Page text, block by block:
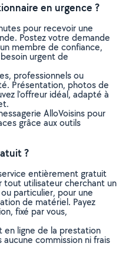
en urgence ?
pour recevoir une
Postez votre demande
membre de confiance,
urgent de
professionnels ou
Présentation, photos de
l'offreur idéal, adapté à
AlloVoisins pour
grâce aux outils
?
entièrement gratuit
tout utilisateur cherchant un
particulier, pour une
de matériel. Payez
fixé par vous,
en ligne de la prestation
commission ni frais